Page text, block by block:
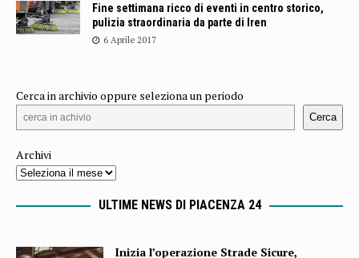
Fine settimana ricco di eventi in centro storico,
pulizia straordinaria da parte di Iren
6 Aprile 2017
Cerca in archivio oppure seleziona un periodo
Cerca
Archivi
ULTIME NEWS DI PIACENZA 24
Inizia l’operazione Strade Sicure,